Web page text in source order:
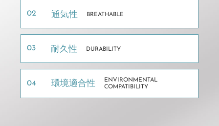
02 通気性 BREATHABLE
03 耐久性 DURABILITY
04 環境適合性
ENVIRONMENTAL
COMPATIBILITY